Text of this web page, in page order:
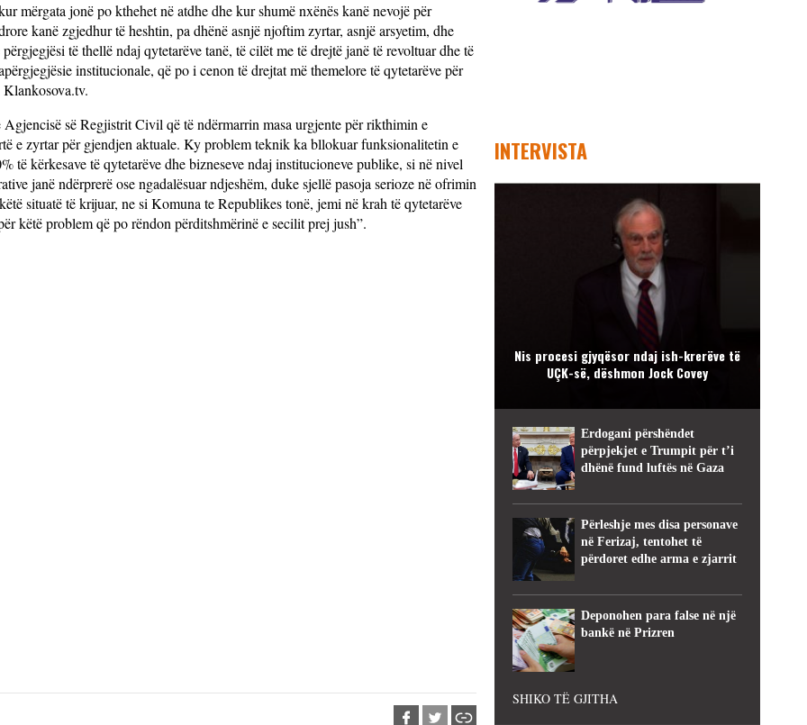
mërgata jonë po kthehet në atdhe dhe kur shumë nxënës kanë nevojë për
kanë zgjedhur të heshtin, pa dhënë asnjë njoftim zyrtar, asnjë arsyetim, dhe
të thellë ndaj qytetarëve tanë, të cilët me të drejtë janë të revoltuar dhe të
institucionale, që po i cenon të drejtat më themelore të qytetarëve për
Klankosova.tv.
së Regjistrit Civil që të ndërmarrin masa urgjente për rikthimin e
e zyrtar për gjendjen aktuale. Ky problem teknik ka bllokuar funksionalitetin e
të kërkesave të qytetarëve dhe bizneseve ndaj institucioneve publike, si në nivel
janë ndërprerë ose ngadalësuar ndjeshëm, duke sjellë pasoja serioze në ofrimin
situatë të krijuar, ne si Komuna te Republikes tonë, jemi në krah të qytetarëve
këtë problem që po rëndon përditshmërinë e secilit prej jush”.
INTERVISTA
Nis procesi gjyqësor ndaj ish-krerëve të
UÇK-së, dëshmon Jock Covey
Erdogani përshëndet
përpjekjet e Trumpit për t’i
dhënë fund luftës në Gaza
Përleshje mes disa personave
në Ferizaj, tentohet të
përdoret edhe arma e zjarrit
Deponohen para false në një
bankë në Prizren
SHIKO TË GJITHA